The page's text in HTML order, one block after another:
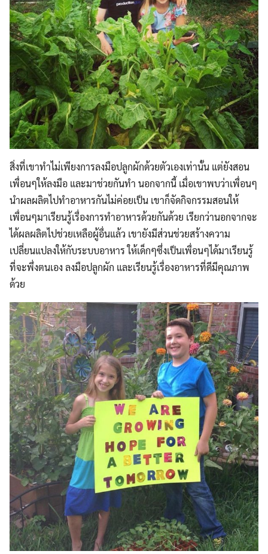
สิ่งที่เขาทำไม่เพียงการลงมือปลูกผักด้วยตัวเองเท่านั้น แต่ยังสอน
เพื่อนๆให้ลงมือ และมาช่วยกันทำ นอกจากนี้ เมื่อเขาพบว่าเพื่อนๆ
นำผลผลิตไปทำอาหารกันไม่ค่อยเป็น เขาก็จัดกิจกรรมสอนให้
เพื่อนๆมาเรียนรู้เรื่องการทำอาหารด้วยกันด้วย เรียกว่านอกจากจะ
ได้ผลผลิตไปช่วยเหลือผู้อื่นแล้ว เขายังมีส่วนช่วยสร้างความ
เปลี่ยนแปลงให้กับระบบอาหาร ให้เด็กๆซึ่งเป็นเพื่อนๆได้มาเรียนรู้
ที่จะพึ่งตนเอง ลงมือปลูกผัก และเรียนรู้เรื่องอาหารที่ดีมีคุณภาพ
ด้วย